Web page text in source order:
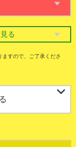
る
すので、ご了承くださ
